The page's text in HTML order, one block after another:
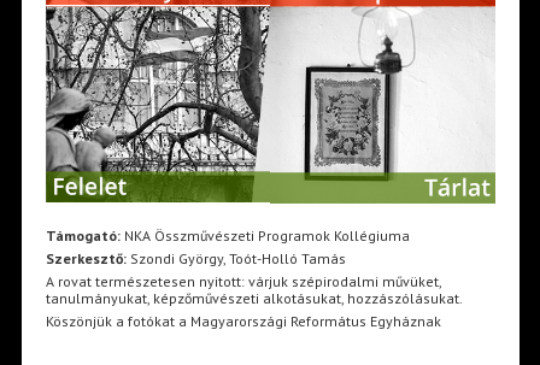
Támogató:NKA Összművészeti Programok Kollégiuma
Szerkesztő:Szondi György, Toót-Holló Tamás
A rovat természetesen nyitott: várjuk szépirodalmi művüket,
tanulmányukat, képzőművészeti alkotásukat, hozzászólásukat.
Köszönjük a fotókat a Magyarországi Református Egyháznak